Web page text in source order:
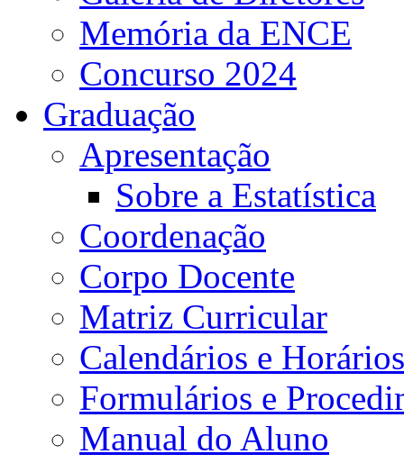
Memória da ENCE
Concurso 2024
Graduação
Apresentação
Sobre a Estatística
Coordenação
Corpo Docente
Matriz Curricular
Calendários e Horários
Formulários e
Manual do Aluno